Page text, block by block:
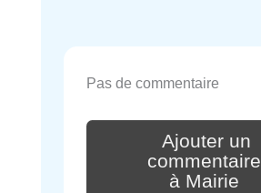
Pas de commentaire
Ajouter un
commentaire
à Mairie